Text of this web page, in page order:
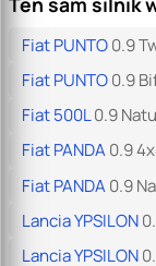
Fiat PUNTO0.9
Fiat PUNTO0.9
Fiat 500L0.9
Fiat PANDA0.9
Fiat PANDA0.9
Lancia YPSILON
Lancia YPSILON